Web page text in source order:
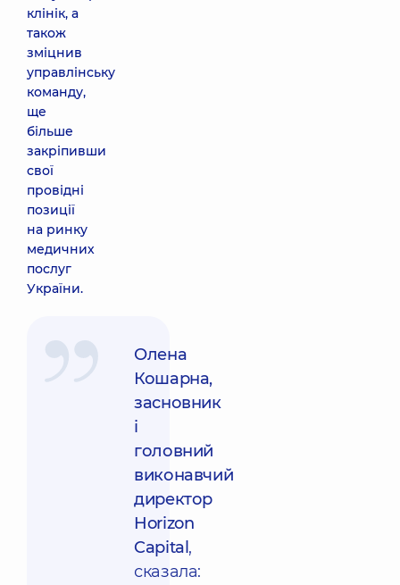
клінік, а
також
зміцнив
управлінську
команду,
ще
більше
закріпивши
свої
провідні
позиції
на ринку
медичних
послуг
України.
Олена
Кошарна,
засновник
і
головний
виконавчий
директор
Horizon
Capital ,
сказала: